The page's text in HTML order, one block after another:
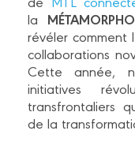
la
révéler comment
collaborations
Cette année,
initiatives
transfrontaliers
de la